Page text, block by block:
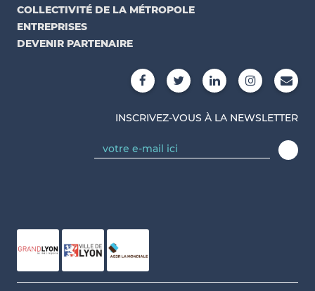
COLLECTIVITÉ DE LA MÉTROPOLE
ENTREPRISES
DEVENIR PARTENAIRE
INSCRIVEZ-VOUS À LA NEWSLETTER